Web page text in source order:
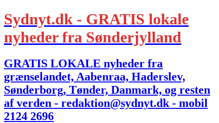
Sydnyt.dk - GRATIS lokale
nyheder fra Sønderjylland
GRATIS LOKALE nyheder fra
grænselandet, Aabenraa, Haderslev,
Sønderborg, Tønder, Danmark, og resten
af verden - redaktion@sydnyt.dk - mobil
2124 2696